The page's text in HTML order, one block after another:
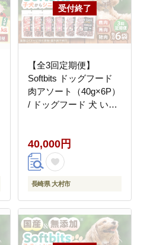
【全3回定期便】
Softbits ドッグフード
肉アソート（40g×6P）
/ ドッグフード 犬 いぬ
ト [ACAM031]
40,000円
長崎県 大村市